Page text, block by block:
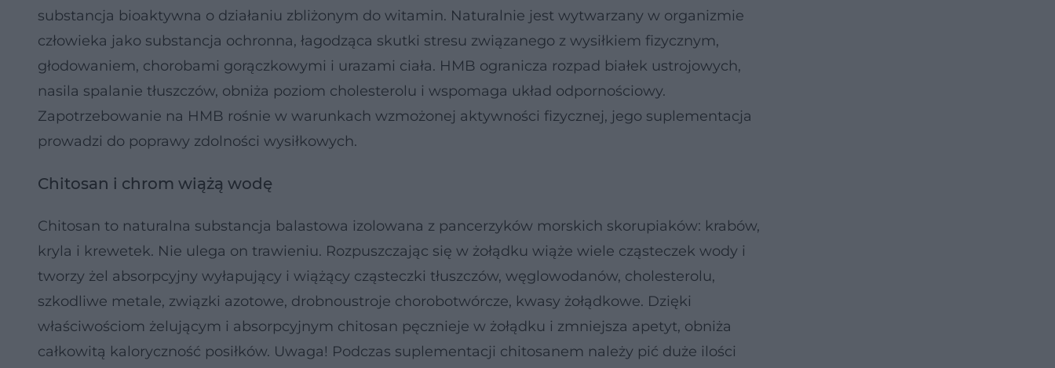
substancja bioaktywna o działaniu zbliżonym do witamin. Naturalnie jest wytwarzany w organizmie
człowieka jako substancja ochronna, łagodząca skutki stresu związanego z wysiłkiem fizycznym,
głodowaniem, chorobami gorączkowymi i urazami ciała. HMB ogranicza rozpad białek ustrojowych,
nasila spalanie tłuszczów, obniża poziom cholesterolu i wspomaga układ odpornościowy.
Zapotrzebowanie na HMB rośnie w warunkach wzmożonej aktywności fizycznej, jego suplementacja
prowadzi do poprawy zdolności wysiłkowych.
Chitosan i chrom wiążą wodę
Chitosan to naturalna substancja balastowa izolowana z pancerzyków morskich skorupiaków: krabów,
kryla i krewetek. Nie ulega on trawieniu. Rozpuszczając się w żołądku wiąże wiele cząsteczek wody i
tworzy żel absorpcyjny wyłapujący i wiążący cząsteczki tłuszczów, węglowodanów, cholesterolu,
szkodliwe metale, związki azotowe, drobnoustroje chorobotwórcze, kwasy żołądkowe. Dzięki
właściwościom żelującym i absorpcyjnym chitosan pęcznieje w żołądku i zmniejsza apetyt, obniża
całkowitą kaloryczność posiłków. Uwaga! Podczas suplementacji chitosanem należy pić duże ilości